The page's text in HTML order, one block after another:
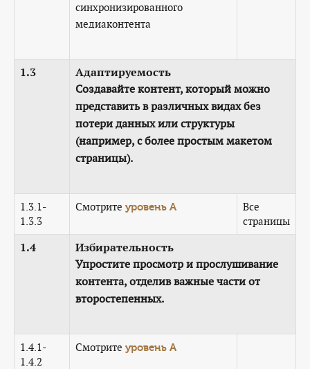
синхронизированного
медиаконтента
1.3
Адаптируемость
Создавайте контент, который можно
представить в различных видах без
потери данных или структуры
(например, с более простым макетом
страницы).
1.3.1-
1.3.3
Смотрите уровень А
Все
страницы
1.4
Избирательность
Упростите просмотр и прослушивание
контента, отделив важные части от
второстепенных.
1.4.1-
1.4.2
Смотрите уровень А